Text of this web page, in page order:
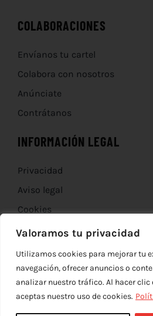
Valoramos tu privacidad
Utilizamos cookies para mejorar tu
navegación, ofrecer anuncios o
analizar nuestro tráfico. Al hacer clic
aceptas nuestro uso de cookies.
COLABORACIONES
Envíanos tu cartel
Colabora con nosotros
Anúnciate
Contrátanos
INFORMACIÓN LEGAL
Privacidad
Aviso legal
Cookies
Devoluciones